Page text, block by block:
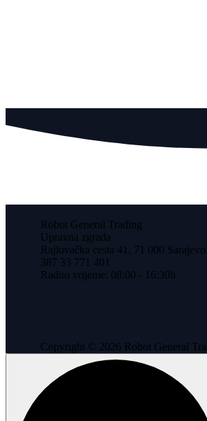
Robot General Trading
Upravna zgrada
Rajlovačka cesta 41, 71 000
387 33 771 401
Radno vrijeme: 08:00 - 16:30h
Copyright © 2026 Robot General